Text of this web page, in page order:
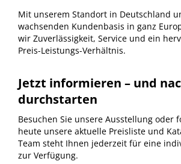
Mit unserem Standort in Deutschland
wachsenden Kundenbasis in ganz
wir Zuverlässigkeit, Service und ein
Preis-Leistungs-Verhältnis.
Jetzt informieren – und
durchstarten
Besuchen Sie unsere Ausstellung oder
heute unsere aktuelle Preisliste und
Team steht Ihnen jederzeit für eine
zur Verfügung.